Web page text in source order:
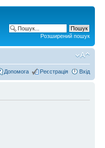
Розширений пошук
Допомога Реєстрація Вхід